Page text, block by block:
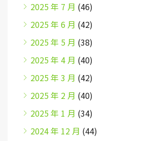
2025 年 7 月 (46)
2025 年 6 月 (42)
2025 年 5 月 (38)
2025 年 4 月 (40)
2025 年 3 月 (42)
2025 年 2 月 (40)
2025 年 1 月 (34)
2024 年 12 月 (44)